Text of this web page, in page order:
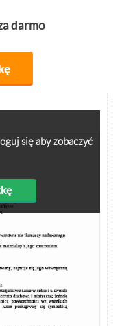
darmo
się aby zobaczyć